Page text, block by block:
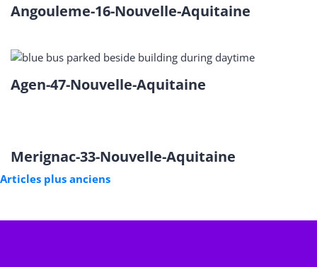
Angouleme-16-Nouvelle-Aquitaine
Agen-47-Nouvelle-Aquitaine
Merignac-33-Nouvelle-Aquitaine
Navigation
Articles plus anciens